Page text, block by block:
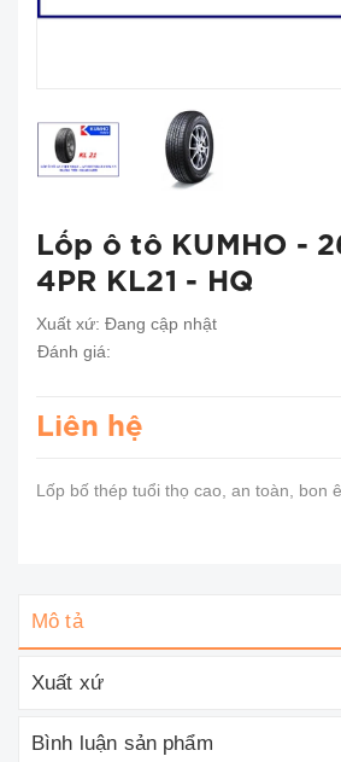
Lốp ô tô KUMHO -
4PR KL21 - HQ
Xuất xứ: Đang cập nhật
Đánh giá:
Liên hệ
Lốp bố thép tuổi thọ cao, an toàn, bon
Mô tả
Xuất xứ
Bình luận sản phẩm